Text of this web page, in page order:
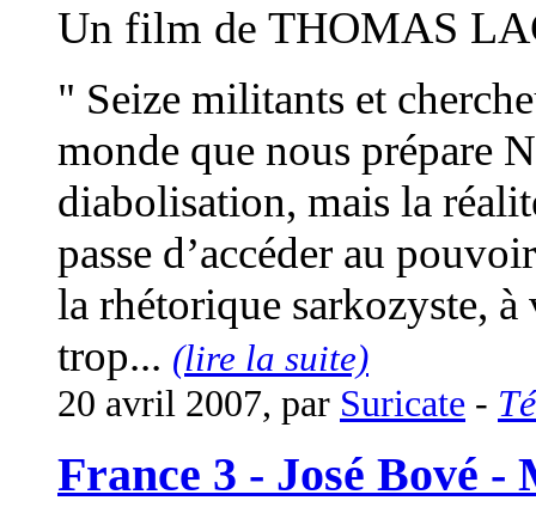
Un film de THOMAS
" Seize militants et
monde que nous prépare
diabolisation, mais la
passe d’accéder au
la rhétorique sarkozyste,
trop... (lire la suite)
20 avril 2007, par Suricate -
France 3 - José Bové -